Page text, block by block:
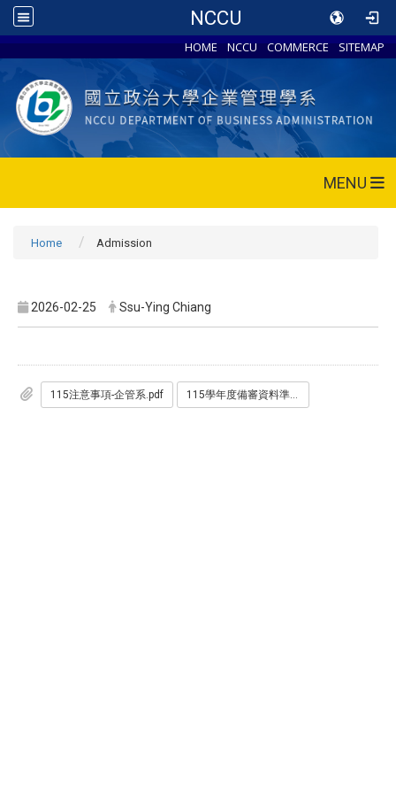
NCCU
HOME NCCU COMMERCE SITEMAP
MENU
Home Admission
2026-02-25 Ssu-Ying Chiang
115注意事項-企管系.pdf 115學年度備審資料準備指引-企業管理學系.pdf